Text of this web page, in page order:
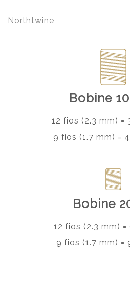
Northtwine
Bobine
12 fios (2.3 mm) =
9 fios (1.7 mm) =
Bobine
12 fios (2.3 mm)
9 fios (1.7 mm) =